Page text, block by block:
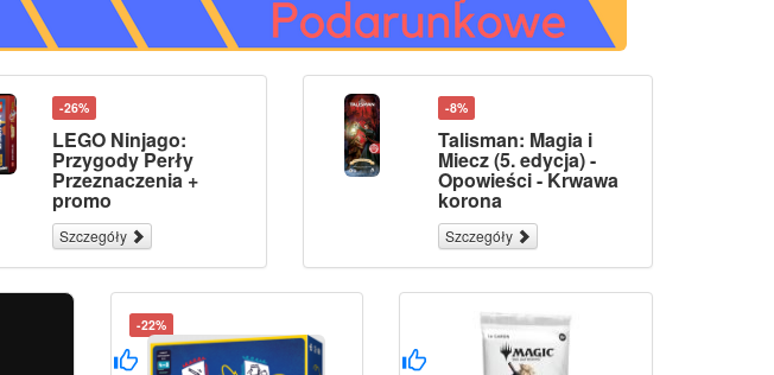
-26%
LEGO Ninjago:
Przygody Perły
Przeznaczenia +
promo
Szczegóły
-8%
Talisman: Magia i
Miecz (5. edycja) -
Opowieści - Krwawa
korona
Szczegóły
-22%